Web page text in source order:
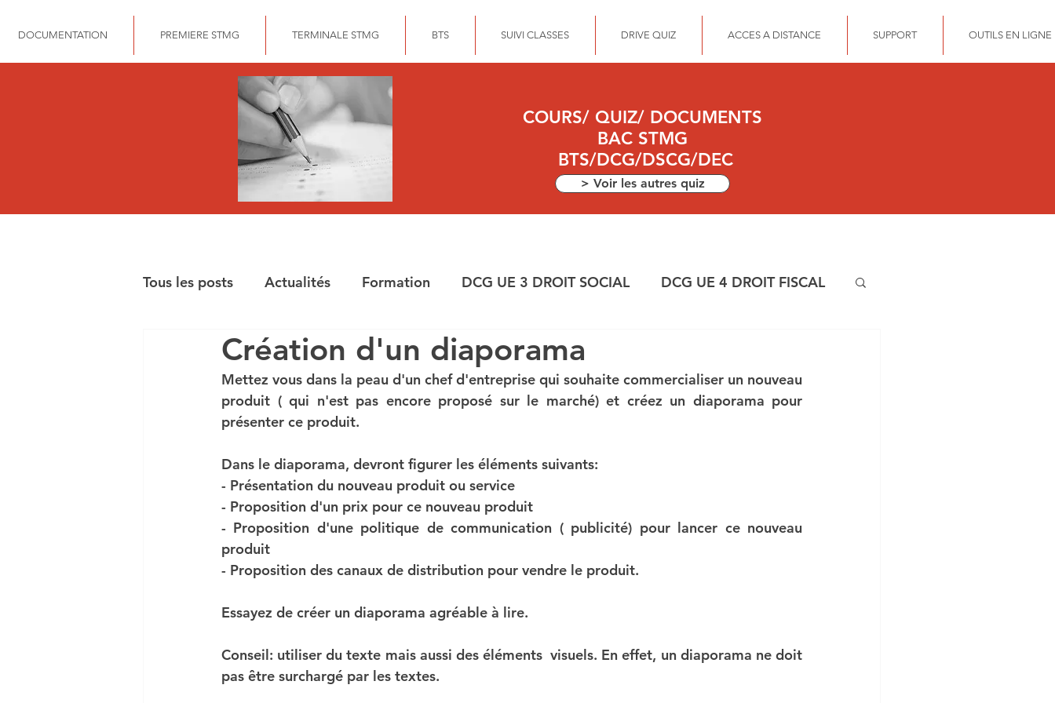
DOCUMENTATION PREMIERE STMG TERMINALE STMG BTS SUIVI CLASSES DRIVE QUIZ ACCES A DISTANCE SUPPORT OUTILS EN LIGNE
COURS/ QUIZ/ DOCUMENTS
BAC STMG
BTS/DCG/DSCG/DEC
> Voir les autres quiz
Tous les posts Actualités Formation DCG UE 3 DROIT SOCIAL DCG UE 4 DROIT FISCAL
BAC STMG GESTION FINANCE DEC DCG UE 10 COMPTABILITE APPROFONDIE
DCG UE 5 ECONOMIE DCG UE 2 DROIT DES SOCIETES DSCG UE4 BTS CG
DCG MANAGEMENT DSCG UE1 STMG SGN 1STMG ECONOMIE
Economie en vidéo Concours DCG CAPET B DCG INTRO A LA COMPTA DUT GEA
VAINQUEUR CONCOURS T STMG DROIT T STMG ECONOMIE ORIENTATION
Création d'un diaporama
Mettez vous dans la peau d'un chef d'entreprise qui souhaite commercialiser un nouveau
produit ( qui n'est pas encore proposé sur le marché) et créez un diaporama pour
présenter ce produit.
Dans le diaporama, devront figurer les éléments suivants:
- Présentation du nouveau produit ou service
- Proposition d'un prix pour ce nouveau produit
- Proposition d'une politique de communication ( publicité) pour lancer ce nouveau
produit
- Proposition des canaux de distribution pour vendre le produit.
Essayez de créer un diaporama agréable à lire.
Conseil: utiliser du texte mais aussi des éléments  visuels. En effet, un diaporama ne doit
pas être surchargé par les textes.